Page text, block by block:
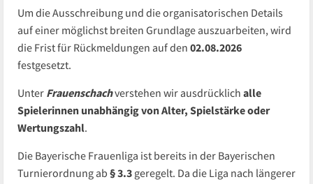
Um die Ausschreibung und die organisatorischen Details
auf einer möglichst breiten Grundlage auszuarbeiten, wird
die Frist für Rückmeldungen auf den 02.08.2026
festgesetzt.
Unter Frauenschachverstehen wir ausdrücklich alle
Spielerinnen unabhängig von Alter, Spielstärke oder
Wertungszahl.
Die Bayerische Frauenliga ist bereits in der Bayerischen
Turnierordnung ab § 3.3 geregelt. Da die Liga nach längerer